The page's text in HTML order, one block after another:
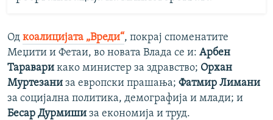
Од коалицијата „Вреди“, покрај споменатите
Меџити и Фетаи, во новата Влада се и: Арбен
Таравари како министер за здравство; Орхан
Муртезани за европски прашања; Фатмир Лимани
за социјална политика, демографија и млади; и
Бесар Дурмиши за економија и труд.